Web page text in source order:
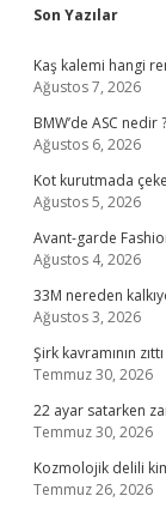
Son Yazılar
Kaş kalemi hangi
Ağustos 7, 2026
BMW’de ASC nedir ?
Ağustos 6, 2026
Kot kurutmada
Ağustos 5, 2026
Avant-garde
Ağustos 4, 2026
33M nereden
Ağustos 3, 2026
Şirk kavramının
Temmuz 30, 2026
22 ayar satarken
Temmuz 30, 2026
Kozmolojik delili
Temmuz 26, 2026